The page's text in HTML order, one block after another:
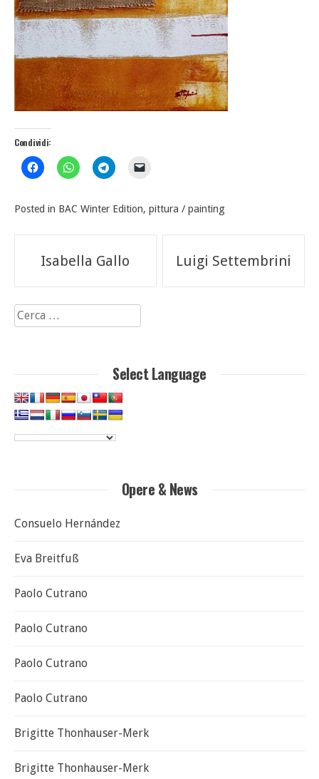
Condividi:
Posted in BAC Winter Edition, pittura / painting
Navigazione
articoli
Isabella Gallo Luigi Settembrini
Ricerca
per:
Select Language
Opere & News
Consuelo Hernández
Eva Breitfuß
Paolo Cutrano
Paolo Cutrano
Paolo Cutrano
Paolo Cutrano
Brigitte Thonhauser-Merk
Brigitte Thonhauser-Merk